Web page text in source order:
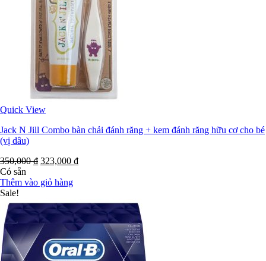
Quick View
Jack N Jill Combo bàn chải đánh răng + kem đánh răng hữu cơ cho bé
(vị dâu)
350,000₫ 323,000 ₫
Có sẵn
Thêm vào giỏ hàng
Sale!